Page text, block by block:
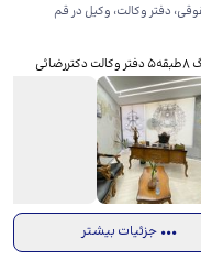
دفتر وکالت، وکیل در قم
جزئیات بیشتر